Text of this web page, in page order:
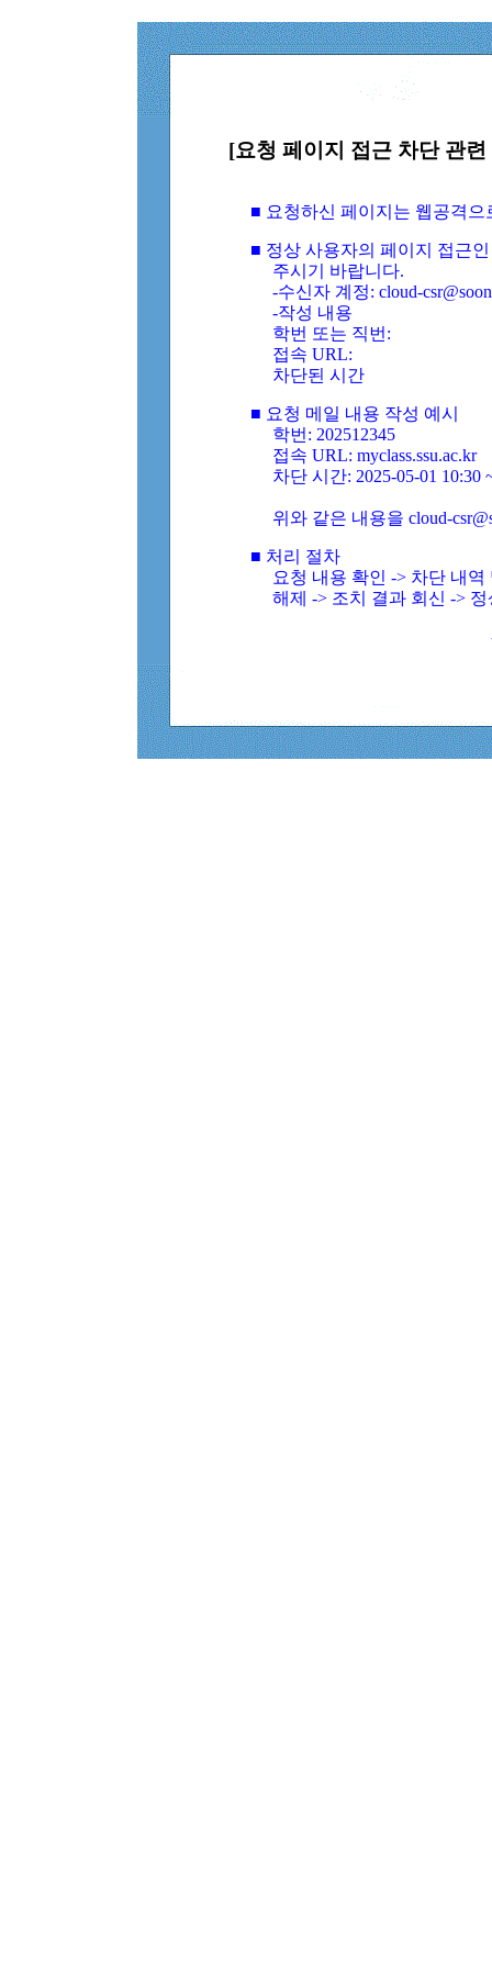
[요청 페이지 접근 차단 관
■ 요청하신 페이지는 웹공격
■ 정상 사용자의 페이지 접근
주시기 바랍니다.
-수신자 계정: cloud-
-작성 내용
학번 또는 직번:
접속 URL:
차단된 시간
■ 요청 메일 내용 작성 예시
학번: 202512345
접속 URL: myclass.ssu.ac.kr
차단 시간: 2025-05-01 10:30
위와 같은 내용을 cloud-
■ 처리 절차
요청 내용 확인 -> 차단 내
해제 -> 조치 결과 회신 ->